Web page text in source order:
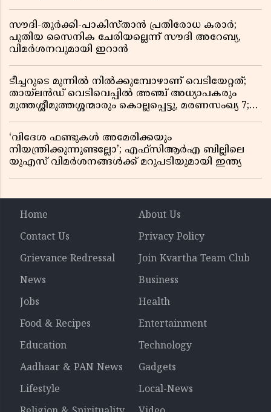
സൗദി-തുർക്കി-പാകിസ്താൻ പ്രതിരോധ കരാർ;
പുതിയ സൈനിക ചേരിയല്ലെന്ന് സൗദി അറേബ്യ,
വിമർശനവുമായി ഇറാൻ
ടീച്ചറുടെ മുന്നിൽ നിൽക്കുമ്പോഴാണ് വെടിയേറ്റത്;
തായ്‌ലൻഡ് വെടിവെപ്പിൽ അഞ്ച് അധ്യാപകരും
മുത്തശ്ശീമുത്തശ്ശന്മാരും കൊല്ലപ്പെട്ടു, മരണസംഖ്യ 7;
‘വിദേശ ഫണ്ടുകൾ അമേരിക്കയും
നിയന്ത്രിക്കുന്നുണ്ടല്ലോ’; എഫ്സിആർഎ ബില്ലിലെ
യുഎസ് വിമർശനങ്ങൾക്ക് മറുപടിയുമായി ഇന്ത്യ
Home
About Us
Contact Us
Privacy Policy
Grievance Redressal
Join Kvartha Team Club
News
Business
Jobs
Health
Food & Recipes
Entertainment
Education
Technology
Aadhaar & PAN News
Gadgets
Lifestyle
Local-News